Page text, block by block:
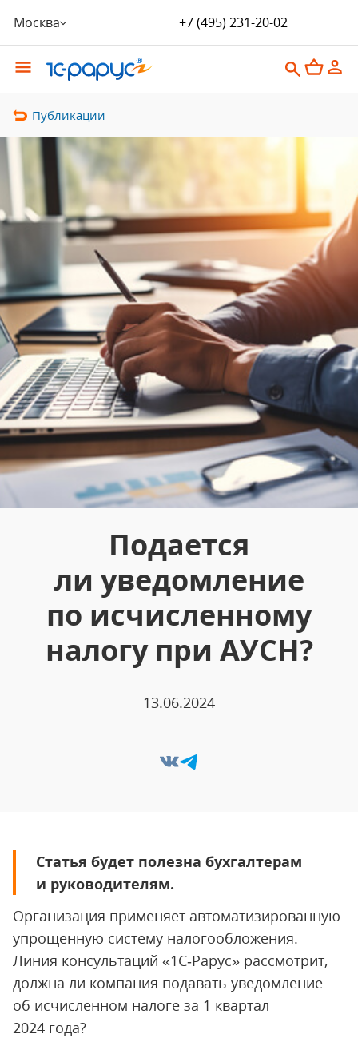
Москва +7 (495) 231-20-02
Публикации
Подается
ли уведомление
по исчисленному
налогу при АУСН?
13.06.2024
Статья будет полезна бухгалтерам
и руководителям.
Организация применяет автоматизированную
упрощенную систему налогообложения.
Линия консультаций «1С‑Рарус» рассмотрит,
должна ли компания подавать уведомление
об исчисленном налоге за 1 квартал
2024 года?